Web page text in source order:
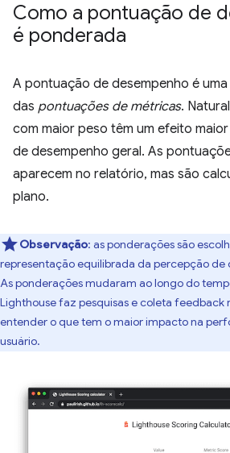
Como a pontuação de
é ponderada
A pontuação de desempenho é uma
das pontuações de métricas.
com maior peso têm um efeito
de desempenho geral. As
aparecem no relatório, mas são
plano.
Observação: as ponderações são
representação equilibrada da percepção de
As ponderações mudaram ao longo do
Lighthouse faz pesquisas e coleta feedback
entender o que tem o maior impacto na
usuário.